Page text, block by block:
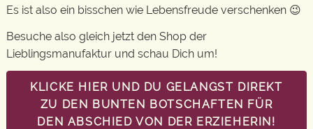
Es ist also ein bisschen wie Lebensfreude verschenken 😉
Besuche also gleich jetzt den Shop der
Lieblingsmanufaktur und schau Dich um!
KLICKE HIER UND DU GELANGST DIREKT
ZU DEN BUNTEN BOTSCHAFTEN FÜR
DEN ABSCHIED VON DER ERZIEHERIN!